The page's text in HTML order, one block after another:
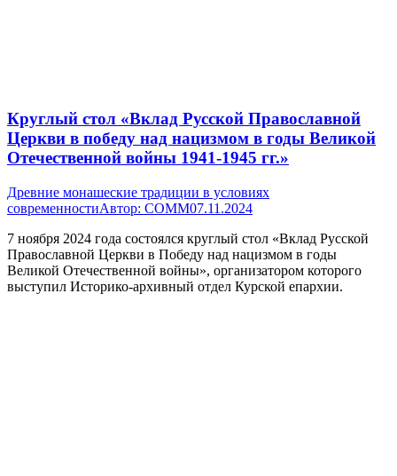
Круглый стол «Вклад Русской Православной
Церкви в победу над нацизмом в годы Великой
Отечественной войны 1941-1945 гг.»
Древние монашеские традиции в условиях
современностиАвтор: СОММ07.11.2024
7 ноября 2024 года состоялся круглый стол «Вклад Русской
Православной Церкви в Победу над нацизмом в годы
Великой Отечественной войны», организатором которого
выступил Историко-архивный отдел Курской епархии.